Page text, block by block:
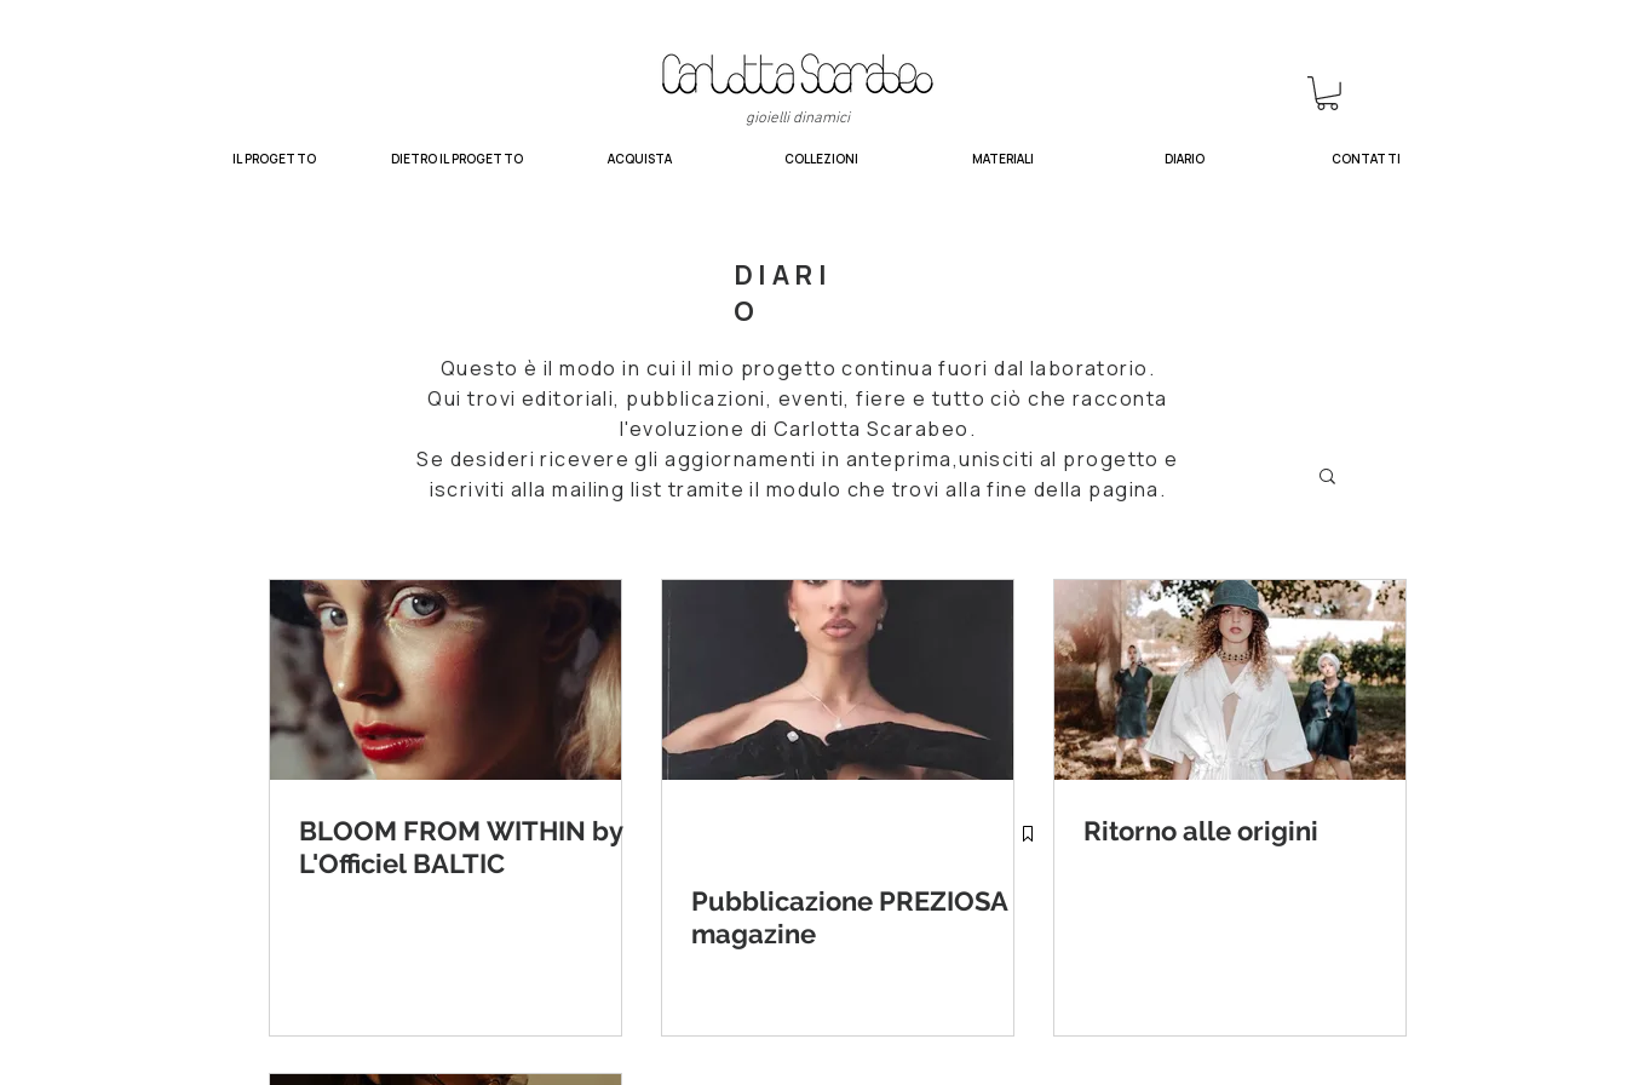
gioielli dinamici
IL PROGETTO DIETRO IL PROGETTO ACQUISTA COLLEZIONI MATERIALI DIARIO CONTATTI
DIARI
O
BLOOM FROM WITHIN by
L'Officiel BALTIC
Pubblicazione PREZIOSA
magazine
Ritorno alle origini
Questo è il modo in cui il mio progetto continua fuori dal laboratorio.
Qui trovi editoriali, pubblicazioni, eventi, fiere e tutto ciò che racconta
l'evoluzione di Carlotta Scarabeo.
Se desideri ricevere gli aggiornamenti in anteprima,unisciti al progetto e
iscriviti alla mailing list tramite il modulo che trovi alla fine della pagina.